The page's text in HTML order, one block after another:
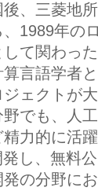
、三菱地
1989年の
て関わっ
言語学者
ェクトが
でも、人
力的に活
し、無料
の分野に